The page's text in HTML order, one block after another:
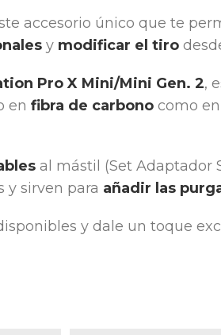
accesorio único que te
y modificar el tiro
Pro X Mini/Mini Gen. 2,
en fibra de carbono como en
al mástil (Set Adaptador
y sirven para añadir las
y dale un toque